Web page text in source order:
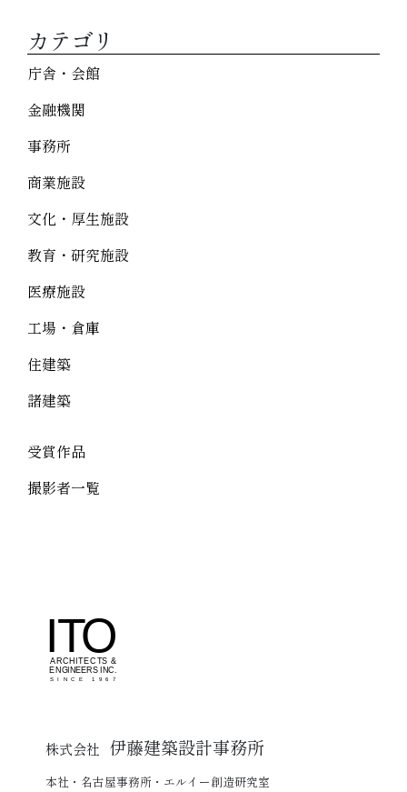
カテゴリ
庁舎・会館
金融機関
事務所
商業施設
文化・厚生施設
教育・研究施設
医療施設
工場・倉庫
住建築
諸建築
受賞作品
撮影者一覧
株式会社 伊藤建築設計事務所
本社・名古屋事務所・エルイー創造研究室